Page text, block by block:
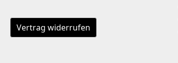
Vertrag widerrufen